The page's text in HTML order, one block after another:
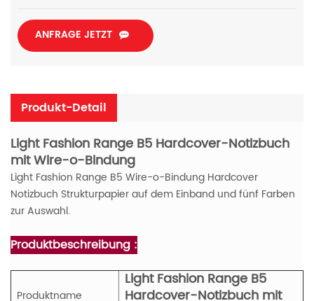
ANFRAGE JETZT
Produkt-Detail
Light Fashion Range B5 Hardcover-Notizbuch
mit Wire-o-Bindung
Light Fashion Range B5 Wire-o-Bindung Hardcover
Notizbuch Strukturpapier auf dem Einband und fünf Farben
zur Auswahl.
Produktbeschreibung :
Produktname
Light Fashion Range B5
Hardcover-Notizbuch mit